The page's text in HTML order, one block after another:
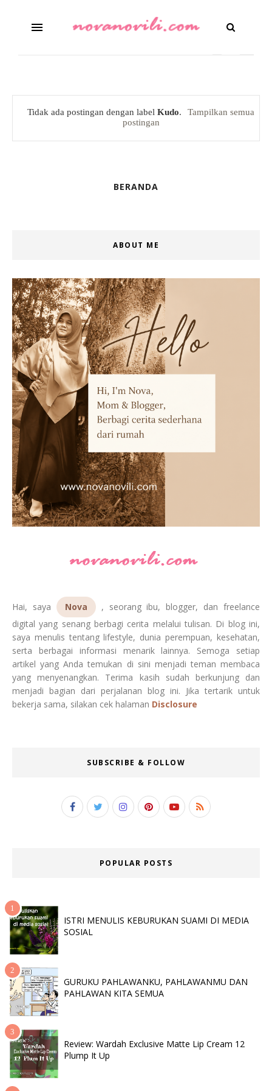
Tidak ada postingan dengan labelKudo.
Tampilkan semua
postingan
BERANDA
ABOUT ME
Hai, saya Nova
, seorang ibu, blogger, dan freelance
digital yang senang berbagi cerita melalui tulisan. Di blog ini,
saya menulis tentang lifestyle, dunia perempuan, kesehatan,
serta berbagai informasi menarik lainnya. Semoga setiap
artikel yang Anda temukan di sini menjadi teman membaca
yang menyenangkan. Terima kasih sudah berkunjung dan
menjadi bagian dari perjalanan blog ini. Jika tertarik untuk
bekerja sama, silakan cek halaman Disclosure
SUBSCRIBE & FOLLOW
POPULAR POSTS
ISTRI MENULIS KEBURUKAN SUAMI DI MEDIA
SOSIAL
GURUKU PAHLAWANKU, PAHLAWANMU DAN
PAHLAWAN KITA SEMUA
Review: Wardah Exclusive Matte Lip Cream 12
Plump It Up